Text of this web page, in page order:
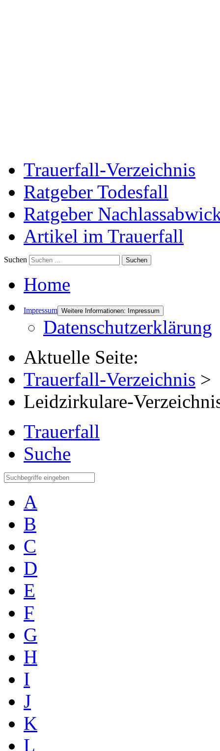
Trauerfall-Verzeichnis
Ratgeber Todesfall
Ratgeber
Artikel im Trauerfall
Suchen Suchen
Home
Impressum Weitere Informationen: Impressum
Datenschutzerklärung
Aktuelle Seite:
Trauerfall-Verzeichnis >
Leidzirkulare-
Trauerfall
Suche
A
B
C
D
E
F
G
H
I
J
K
L